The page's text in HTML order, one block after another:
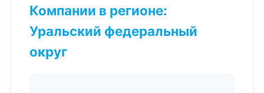
Компании в регионе:
Уральский федеральный
округ